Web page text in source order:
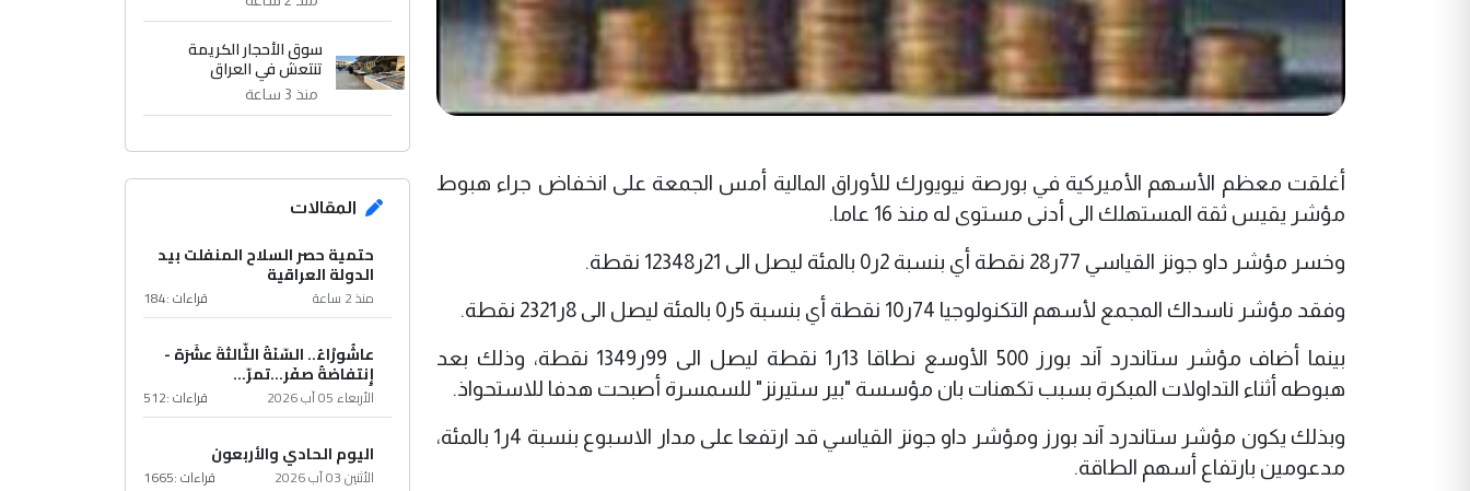
أغلقت معظم الأسهم الأميركية في بورصة نيويورك للأوراق المالية أمس الجمعة على انخفاض جراء هبوط
مؤشر يقيس ثقة المستهلك الى أدنى مستوى له منذ 16 عاما.
وخسر مؤشر داو جونز القياسي 77ر28 نقطة أي بنسبة 2ر0 بالمئة ليصل الى 21ر12348 نقطة.
وفقد مؤشر ناسداك المجمع لأسهم التكنولوجيا 74ر10 نقطة أي بنسبة 5ر0 بالمئة ليصل الى 8ر2321 نقطة.
بينما أضاف مؤشر ستاندرد آند بورز 500 الأوسع نطاقا 13ر1 نقطة ليصل الى 99ر1349 نقطة، وذلك بعد
هبوطه أثناء التداولات المبكرة بسبب تكهنات بان مؤسسة "بير ستيرنز" للسمسرة أصبحت هدفا للاستحواذ.
وبذلك يكون مؤشر ستاندرد آند بورز ومؤشر داو جونز القياسي قد ارتفعا على مدار الاسبوع بنسبة 4ر1 بالمئة،
مدعومين بارتفاع أسهم الطاقة.
سوق الأحجار الكريمة
تنتعش في العراق
منذ 3 ساعة
المقالات
حتمية حصر السلاح المنفلت بيد
الدولة العراقية
منذ 2 ساعة قراءات :184
عاشُورْاءُ.. السّنَةُ الثّالثةَ عشَرَة -
إِنتفاضةُ صفَر…تمرّ...
الأربعاء 05 آب 2026 قراءات :512
اليوم الحادي والأربعون
الأثنين 03 آب 2026 قراءات :1665